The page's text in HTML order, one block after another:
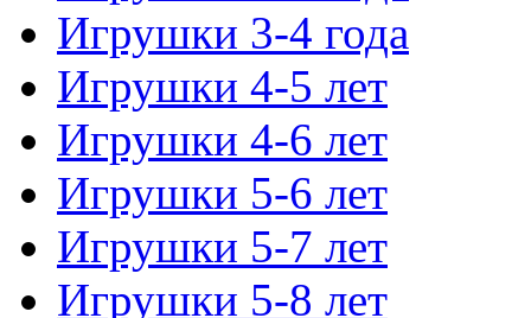
Игрушки 3-4 года
Игрушки 4-5 лет
Игрушки 4-6 лет
Игрушки 5-6 лет
Игрушки 5-7 лет
Игрушки 5-8 лет